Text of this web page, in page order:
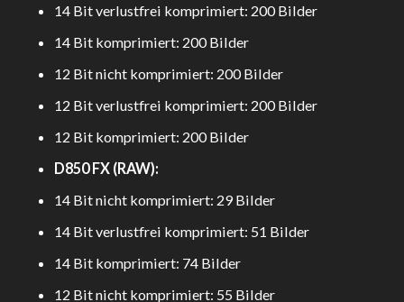
14 Bit verlustfrei komprimiert: 200 Bilder
14 Bit komprimiert: 200 Bilder
12 Bit nicht komprimiert: 200 Bilder
12 Bit verlustfrei komprimiert: 200 Bilder
12 Bit komprimiert: 200 Bilder
D850 FX (RAW):
14 Bit nicht komprimiert: 29 Bilder
14 Bit verlustfrei komprimiert: 51 Bilder
14 Bit komprimiert: 74 Bilder
12 Bit nicht komprimiert: 55 Bilder